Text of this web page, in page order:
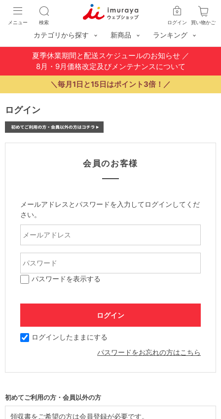
買い物かご
ログイン
検索
メニュー
カテゴリから探す 新商品 ランキング
夏季休業期間と配送スケジュールのお知らせ／
8月・9月価格改定及びメンテナンスについて
＼毎月1日と15日はポイント3倍！／
ログイン
会員のお客様
メールアドレスとパスワードを入力してログインしてくだ
さい。
パスワードを表示する
ログインしたままにする
パスワードをお忘れの方はこちら
初めてご利用の方・会員以外の方